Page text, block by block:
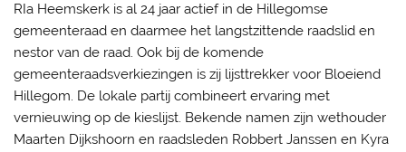
RIa Heemskerk is al 24 jaar actief in de Hillegomse
gemeenteraad en daarmee het langstzittende raadslid en
nestor van de raad. Ook bij de komende
gemeenteraadsverkiezingen is zij lijsttrekker voor Bloeiend
Hillegom. De lokale partij combineert ervaring met
vernieuwing op de kieslijst. Bekende namen zijn wethouder
Maarten Dijkshoorn en raadsleden Robbert Janssen en Kyra